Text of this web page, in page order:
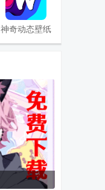
神奇动态壁纸
去广告版
皮皮动态壁纸
app免费版
今日影视纯净
tv版